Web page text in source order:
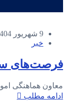
9 شهریور 1404
خبر
فرصت‌های
معاون هماهنگی
ادامه مطلب